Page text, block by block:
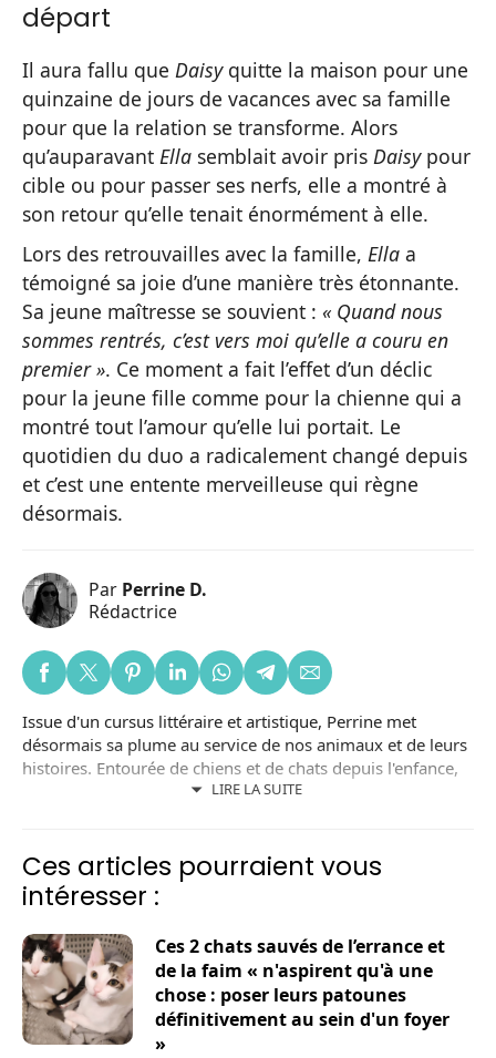
départ
Il aura fallu que Daisyquitte la maison pour une
quinzaine de jours de vacances avec sa famille
pour que la relation se transforme. Alors
qu’auparavant Ella semblait avoir pris Daisypour
cible ou pour passer ses nerfs, elle a montré à
son retour qu’elle tenait énormément à elle.
Lors des retrouvailles avec la famille, Ella a
témoigné sa joie d’une manière très étonnante.
Sa jeune maîtresse se souvient : « Quand nous
sommes rentrés, c’est vers moi qu’elle a couru en
premier ». Ce moment a fait l’effet d’un déclic
pour la jeune fille comme pour la chienne qui a
montré tout l’amour qu’elle lui portait. Le
quotidien du duo a radicalement changé depuis
et c’est une entente merveilleuse qui règne
désormais.
Par Perrine D.
Rédactrice
LIRE LA SUITE
Issue d'un cursus littéraire et artistique, Perrine met
désormais sa plume au service de nos animaux et de leurs
histoires. Entourée de chiens et de chats depuis l'enfance,
elle aime transmettre sa passion et mettre en avant des
Ces articles pourraient vous
intéresser :
Ces 2 chats sauvés de l’errance et
de la faim « n'aspirent qu'à une
chose : poser leurs patounes
définitivement au sein d'un foyer
»